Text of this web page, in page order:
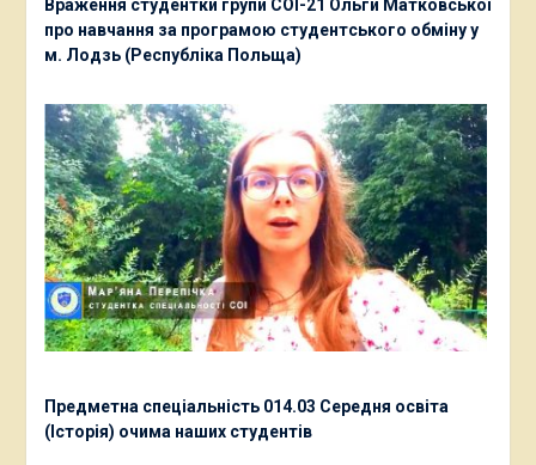
Враження студентки групи СОІ-21 Ольги Матковської
про навчання за програмою студентського обміну у
м. Лодзь (Республіка Польща)
Предметна спеціальність 014.03 Середня освіта
(Історія) очима наших студентів